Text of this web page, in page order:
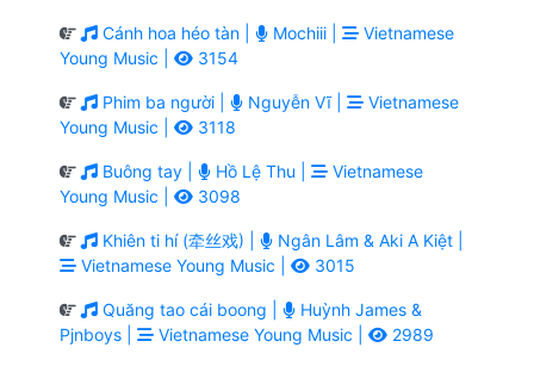
Cánh hoa héo tàn | Mochiii |
Vietnamese
Young Music |
3154
Phim ba người | Nguyễn Vĩ |
Vietnamese
Young Music |
3118
Buông tay | Hồ Lệ Thu |
Vietnamese
Young Music |
3098
Khiên ti hí (牵丝戏) |
Ngân Lâm & Aki A Kiệt |
Vietnamese Young Music |
3015
Quăng tao cái boong |
Huỳnh James &
Pjnboys |
Vietnamese Young Music | 2989